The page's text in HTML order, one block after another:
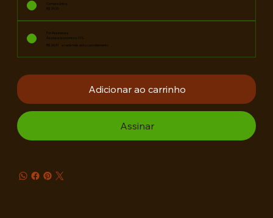
Compra única
R$ 29,90
Por Assinatura
Assine e economize 10%
R$ 26,91
a cada mês até o cancelamento
Adicionar ao carrinho
Assinar